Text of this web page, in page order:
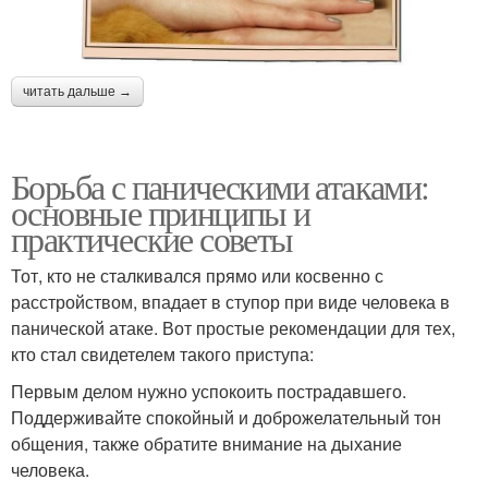
читать дальше →
Борьба с паническими атаками:
основные принципы и
практические советы
Тот, кто не сталкивался прямо или косвенно с
расстройством, впадает в ступор при виде человека в
панической атаке. Вот простые рекомендации для тех,
кто стал свидетелем такого приступа:
Первым делом нужно успокоить пострадавшего.
Поддерживайте спокойный и доброжелательный тон
общения, также обратите внимание на дыхание
человека.